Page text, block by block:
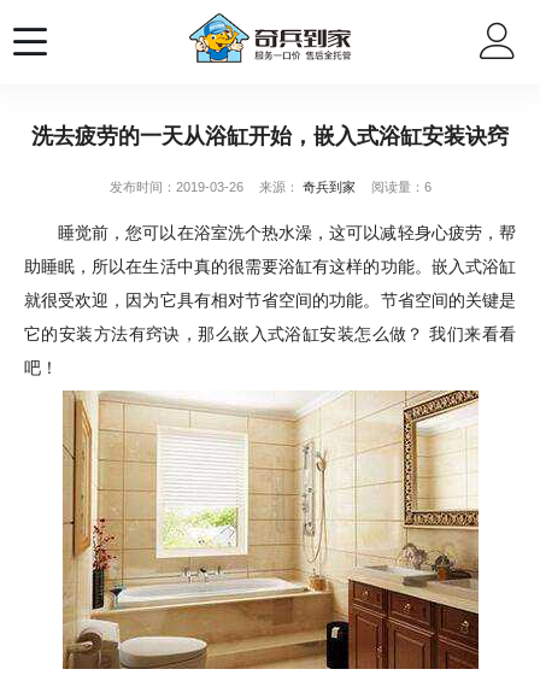
洗去疲劳的一天从浴缸开始，嵌入式浴缸安装诀窍
发布时间：2019-03-26 来源： 奇兵到家 阅读量：6
睡觉前，您可以在浴室洗个热水澡，这可以减轻身心疲劳，帮
助睡眠，所以在生活中真的很需要浴缸有这样的功能。嵌入式浴缸
就很受欢迎，因为它具有相对节省空间的功能。节省空间的关键是
它的安装方法有窍诀，那么嵌入式浴缸安装怎么做？ 我们来看看
吧！